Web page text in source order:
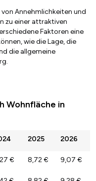
Annehmlichkeiten und
zu einer attraktiven
Faktoren eine
wie die Lage, die
die allgemeine
Wohnfläche in
2025 2026
€ 8,72 € 9,07 €